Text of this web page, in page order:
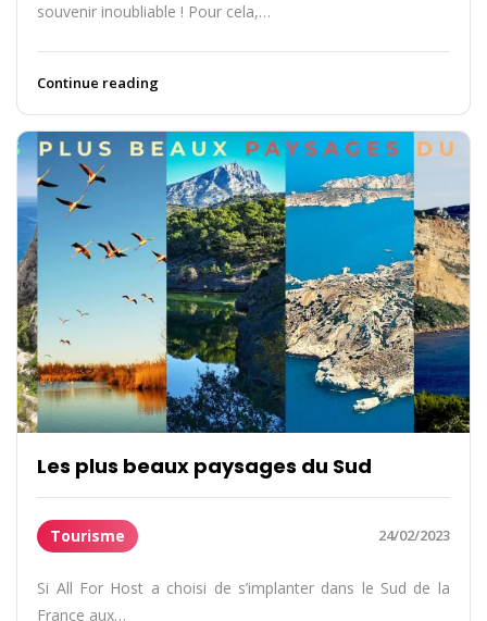
souvenir inoubliable ! Pour cela,…
Continue reading
Les plus beaux paysages du Sud
Tourisme 24/02/2023
Si All For Host a choisi de s’implanter dans le Sud de la
France aux…